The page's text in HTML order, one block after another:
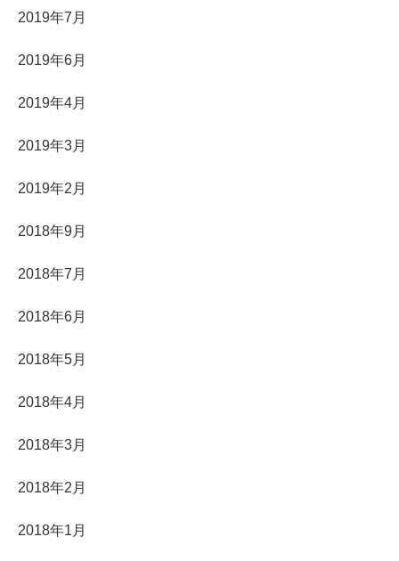
2019年7月
2019年6月
2019年4月
2019年3月
2019年2月
2018年9月
2018年7月
2018年6月
2018年5月
2018年4月
2018年3月
2018年2月
2018年1月